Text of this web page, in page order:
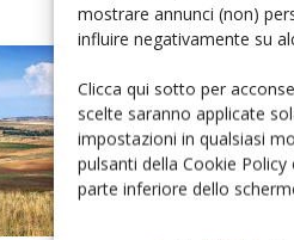
mostrare annunci (non)
influire negativamente su
Clicca qui sotto per
scelte saranno applicate
impostazioni in qualsiasi
pulsanti della Cookie
parte inferiore dello